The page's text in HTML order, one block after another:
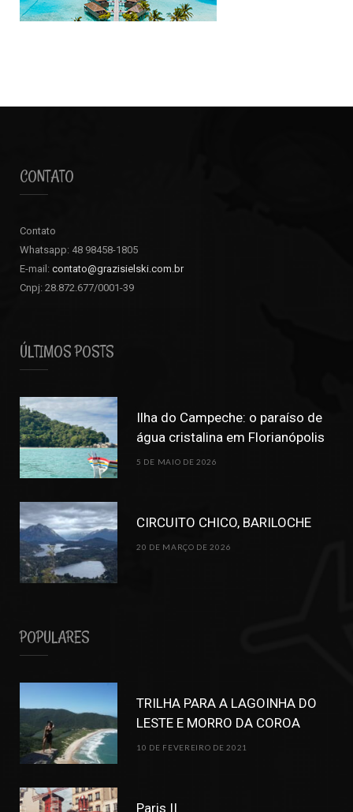
CONTATO
Contato
Whatsapp: 48 98458-1805
E-mail: contato@grazisielski.com.br
Cnpj: 28.872.677/0001-39
ÚLTIMOS POSTS
Ilha do Campeche: o paraíso de
água cristalina em Florianópolis
5 DE MAIO DE 2026
CIRCUITO CHICO, BARILOCHE
20 DE MARÇO DE 2026
POPULARES
TRILHA PARA A LAGOINHA DO
LESTE E MORRO DA COROA
10 DE FEVEREIRO DE 2021
Paris II